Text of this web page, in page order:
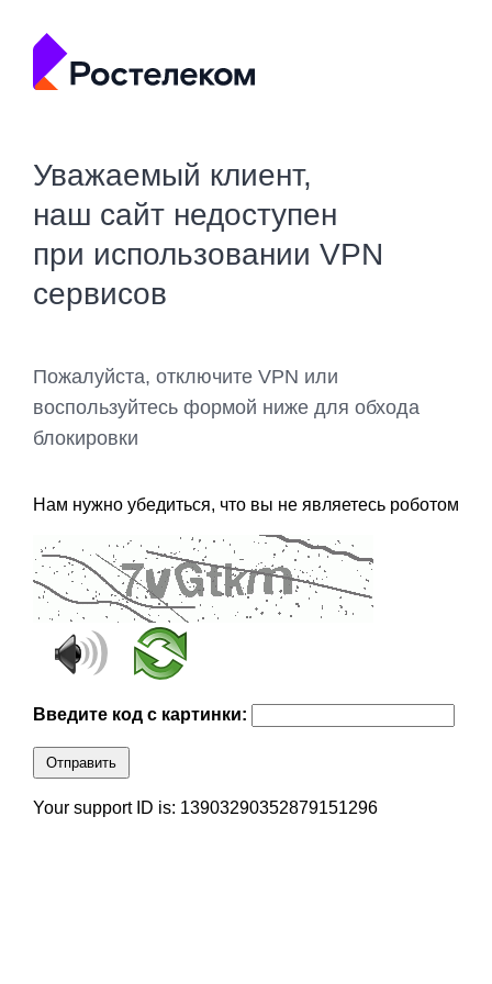
Уважаемый клиент,
наш сайт недоступен
при использовании VPN
сервисов
Пожалуйста, отключите VPN или
воспользуйтесь формой ниже для обхода
блокировки
Нам нужно убедиться, что вы не являетесь роботом
Введите код с картинки:
Отправить
Your support ID is: 13903290352879151296